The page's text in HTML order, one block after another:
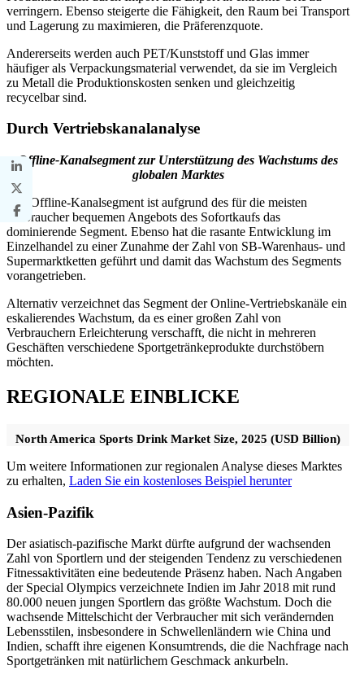
verringern. Ebenso steigerte die Fähigkeit, den Raum bei Transport
und Lagerung zu maximieren, die Präferenzquote.
Andererseits werden auch PET/Kunststoff und Glas immer
häufiger als Verpackungsmaterial verwendet, da sie im Vergleich
zu Metall die Produktionskosten senken und gleichzeitig
recycelbar sind.
Durch Vertriebskanalanalyse
Offline-Kanalsegment zur Unterstützung des Wachstums des
globalen Marktes
Das Offline-Kanalsegment ist aufgrund des für die meisten
Verbraucher bequemen Angebots des Sofortkaufs das
dominierende Segment. Ebenso hat die rasante Entwicklung im
Einzelhandel zu einer Zunahme der Zahl von SB-Warenhaus- und
Supermarktketten geführt und damit das Wachstum des Segments
vorangetrieben.
Alternativ verzeichnet das Segment der Online-Vertriebskanäle ein
eskalierendes Wachstum, da es einer großen Zahl von
Verbrauchern Erleichterung verschafft, die nicht in mehreren
Geschäften verschiedene Sportgetränkeprodukte durchstöbern
möchten.
REGIONALE EINBLICKE
North America Sports Drink Market Size, 2025 (USD Billion)
Um weitere Informationen zur regionalen Analyse dieses Marktes
zu erhalten, Laden Sie ein kostenloses Beispiel herunter
Asien-Pazifik
Der asiatisch-pazifische Markt dürfte aufgrund der wachsenden
Zahl von Sportlern und der steigenden Tendenz zu verschiedenen
Fitnessaktivitäten eine bedeutende Präsenz haben. Nach Angaben
der Special Olympics verzeichnete Indien im Jahr 2018 mit rund
80.000 neuen jungen Sportlern das größte Wachstum. Doch die
wachsende Mittelschicht der Verbraucher mit sich verändernden
Lebensstilen, insbesondere in Schwellenländern wie China und
Indien, schafft ihre eigenen Konsumtrends, die die Nachfrage nach
Sportgetränken mit natürlichem Geschmack ankurbeln.